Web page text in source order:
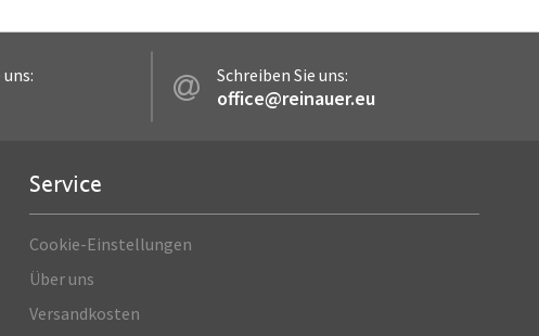
Schreiben Sie uns:
office@reinauer.eu
Service
Cookie-Einstellungen
Über uns
Versandkosten